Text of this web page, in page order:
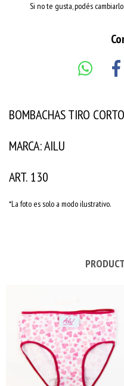
Si no te gusta, podés
BOMBACHAS TIRO
MARCA: AILU
ART. 130
*La foto es solo a modo ilustrativo.